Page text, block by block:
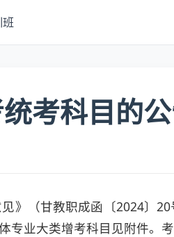
考科目的
》（甘教职成函〔2024〕
专业大类增考科目见附件。